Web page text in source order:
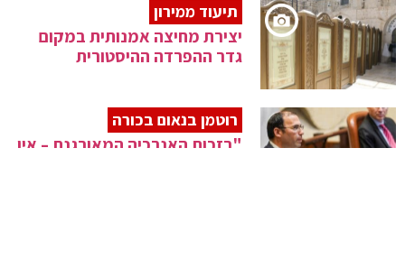
תיעוד ממירון
יצירת מחיצה אמנותית במקום
גדר ההפרדה ההיסטורית
רוטמן בנאום בכורה
"בזכות האנרכיה המאורגנת – אין